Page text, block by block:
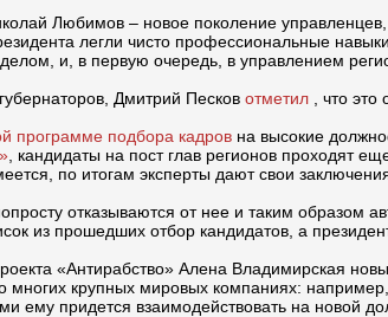
Любимов – новое поколение
легли чисто профессиональные
и, в первую очередь, в управлением
Дмитрий Песков отметил
, что
программе подбора кадров на высокие
, кандидаты на пост глав регионов проходят
по итогам эксперты дают свои
отказываются от нее и таким образом
из прошедших отбор кандидатов, а
«Антирабство» Алена Владимирская
крупных мировых компаниях:
ему придется взаимодействовать на новой